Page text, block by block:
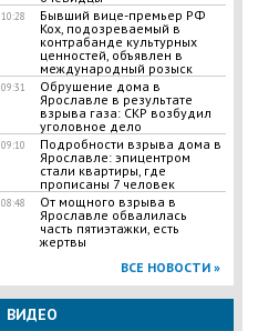
10:28
Бывший вице-премьер РФ
Кох, подозреваемый в
контрабанде культурных
ценностей, объявлен в
международный розыск
09:31
Обрушение дома в
Ярославле в результате
взрыва газа: СКР возбудил
уголовное дело
09:10
Подробности взрыва дома в
Ярославле: эпицентром
стали квартиры, где
прописаны 7 человек
08:48
От мощного взрыва в
Ярославле обвалилась
часть пятиэтажки, есть
жертвы
ВСЕ НОВОСТИ »
ВИДЕО